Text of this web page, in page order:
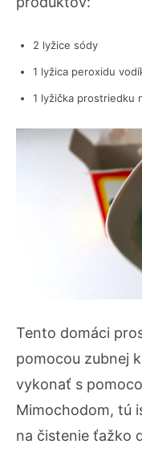
2 lyžice sódy
1 lyžica peroxidu
1 lyžička prostriedku
Tento domáci
pomocou zubnej
vykonať s
Mimochodom, tú
na čistenie ťažko